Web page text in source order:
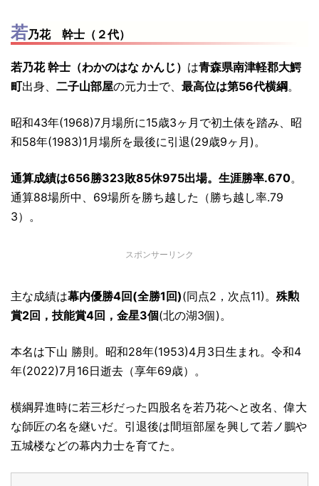
若乃花 幹士（２代）
若乃花 幹士（わかのはな かんじ） は青森県南津軽郡大鰐
町出身、 二子山部屋の元力士で、 最高位は第56代横綱。
昭和43年(1968)7月場所に15歳3ヶ月で初土俵を踏み、昭
和58年(1983)1月場所を最後に引退(29歳9ヶ月)。
通算成績は656勝323敗85休975出場。生涯勝率.670。
通算88場所中、69場所を勝ち越した（勝ち越し率.79
3）。
スポンサーリンク
主な成績は幕内優勝4回(全勝1回)(同点2，次点11)。 殊勲
賞2回，技能賞4回，金星3個(北の湖3個)。
本名は下山 勝則。昭和28年(1953)4月3日生まれ。令和4
年(2022)7月16日逝去（享年69歳）。
横綱昇進時に若三杉だった四股名を若乃花へと改名、偉大
な師匠の名を継いだ。引退後は間垣部屋を興して若ノ鵬や
五城楼などの幕内力士を育てた。